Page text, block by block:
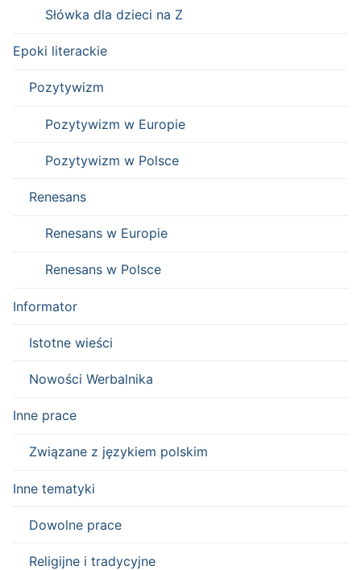
Słówka dla dzieci na Z
Epoki literackie
Pozytywizm
Pozytywizm w Europie
Pozytywizm w Polsce
Renesans
Renesans w Europie
Renesans w Polsce
Informator
Istotne wieści
Nowości Werbalnika
Inne prace
Związane z językiem polskim
Inne tematyki
Dowolne prace
Religijne i tradycyjne